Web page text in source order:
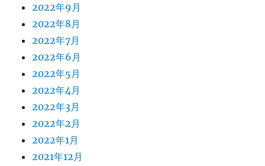
2022年9月
2022年8月
2022年7月
2022年6月
2022年5月
2022年4月
2022年3月
2022年2月
2022年1月
2021年12月